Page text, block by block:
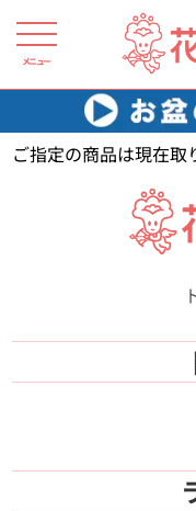
メニュー
花キューピット 【】
ご指定の商品は現在取